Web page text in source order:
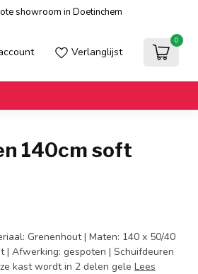
showroom in Doetinchem
Verlanglijst
0
140cm soft
Grenenhout | Maten: 140 x 50/40
| Afwerking: gespoten | Schuifdeuren
kast wordt in 2 delen geleLees